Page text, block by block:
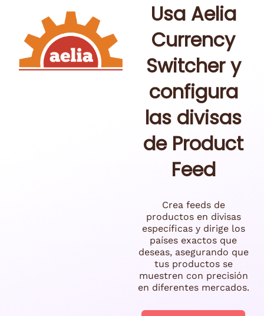
Usa Aelia
Currency
Switcher y
configura
las divisas
de Product
Feed
Crea feeds de
productos en divisas
específicas y dirige los
países exactos que
deseas, asegurando que
tus productos se
muestren con precisión
en diferentes mercados.